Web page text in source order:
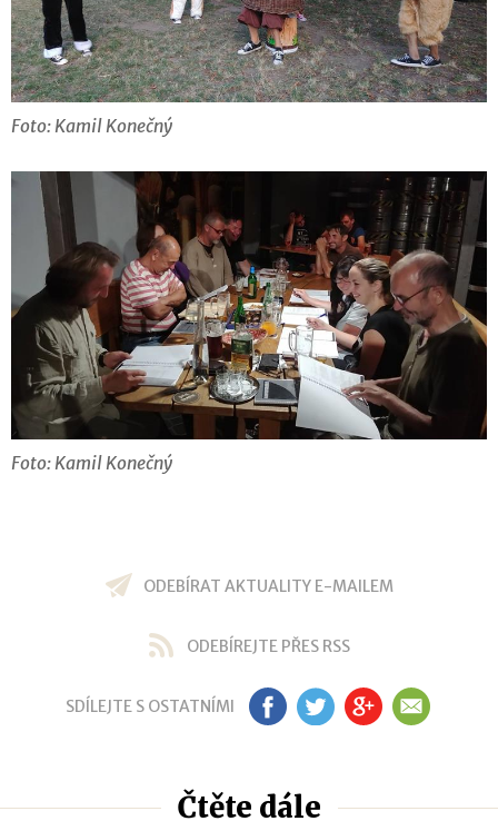
Foto: Kamil Konečný
Foto: Kamil Konečný
ODEBÍRAT AKTUALITY E-MAILEM
ODEBÍREJTE PŘES RSS
SDÍLEJTE S OSTATNÍMI FB TW GP EM
Čtěte dále